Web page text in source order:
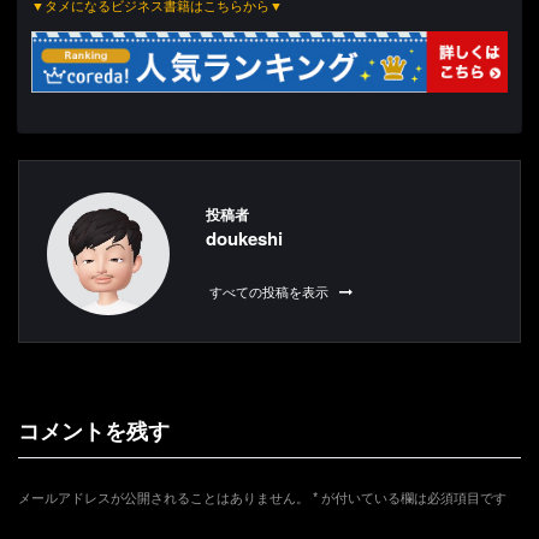
▼タメになるビジネス書籍はこちらから▼
投稿者
doukeshi
すべての投稿を表示
コメントを残す
メールアドレスが公開されることはありません。 *が付いている欄は必須項目です